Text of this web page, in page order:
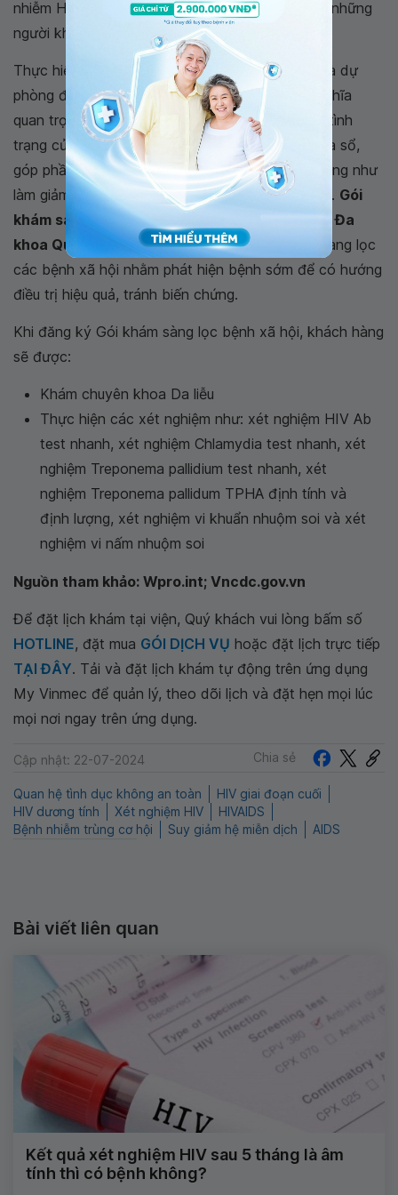
nhiễm HIV có được cuộc sống bình thường như những
người khỏe mạnh.
Thực hiện xét nghiệm sớm HIV giúp kiểm soát và dự
phòng được lây nhiễm. Điều này hết sức có ý nghĩa
quan trọng giúp cho người nhiễm HIV biết được tình
trạng của bản thân nếu đang trong giai đoạn cửa sổ,
góp phần tăng hiệu quả của việc điều trị bệnh cũng như
làm giảm nguy cơ lây truyền HIV cho người khác. Gói
khám sàng lọc các bệnh xã hội
Bệnh viện Đa
khoa Quốc tế Vinmecgiúp khách hàng khám sàng lọc
các bệnh xã hội nhằm phát hiện bệnh sớm để có hướng
điều trị hiệu quả, tránh biến chứng.
Khi đăng ký Gói khám sàng lọc bệnh xã hội, khách hàng
sẽ được:
Khám chuyên khoa Da liễu
Thực hiện các xét nghiệm như: xét nghiệm HIV Ab
test nhanh, xét nghiệm Chlamydia test nhanh, xét
nghiệm Treponema pallidium test nhanh, xét
nghiệm Treponema pallidum TPHA định tính và
định lượng, xét nghiệm vi khuẩn nhuộm soi và xét
nghiệm vi nấm nhuộm soi
Nguồn tham khảo: Wpro.int; Vncdc.gov.vn
Để đặt lịch khám tại viện, Quý khách vui lòng bấm số
HOTLINE, đặt mua GÓI DỊCH VỤ hoặc đặt lịch trực tiếp
TẠI ĐÂY. Tải và đặt lịch khám tự động trên ứng dụng
My Vinmec để quản lý, theo dõi lịch và đặt hẹn mọi lúc
mọi nơi ngay trên ứng dụng.
Cập nhật: 22-07-2024 Chia sẻ
Quan hệ tình dục không an toàn
HIV giai đoạn cuối
HIV dương tính
Xét nghiệm HIV
HIVAIDS
Bệnh nhiễm trùng cơ hội
Suy giảm hệ miễn dịch AIDS
Bài viết liên quan
Kết quả xét nghiệm HIV sau 5 tháng là âm
tính thì có bệnh không?